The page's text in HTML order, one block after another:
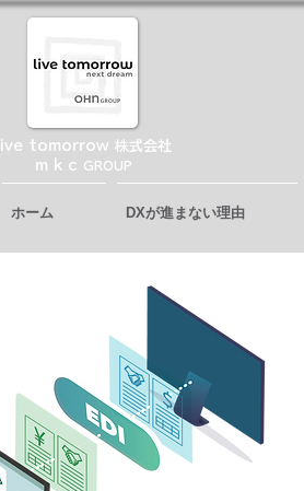
live tomorrow 株式会社
​m k c
GROUP
ホーム DXが進まない理由